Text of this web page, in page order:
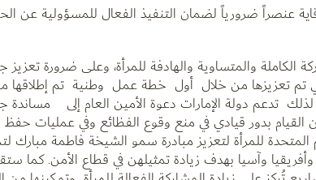
عنصراً ضرورياً لضمان التنفيذ الفعال للمسؤولية عن
الكاملة والمتساوية والهادفة للمرأة، وعلى ضرورة تعزيز
تم تعزيزها من خلال أول خطة عمل وطنية تم إطلاقها
والأمن. لذلك تدعم دولة الإمارات دعوة الأمين العام إلى
القيام بدور قيادي في منع وقوع الفظائع وفي عمليات حفظ
للمرأة لتعزيز مبادرة سمو الشيخة فاطمة مبارك
وآسيا بهدف زيادة تمثيلهن في قطاع الأمن. كما